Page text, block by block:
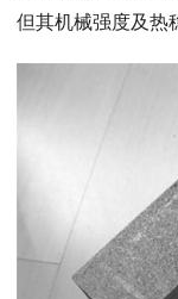
但其机械强度及热